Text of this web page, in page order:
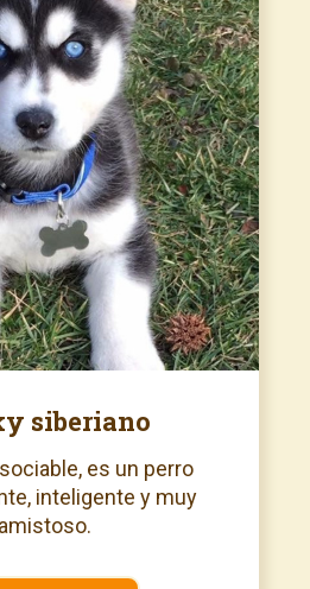
siberiano
es un perro
inteligente y muy
amistoso.